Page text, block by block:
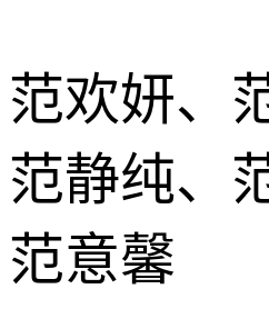
范欢妍、
范静纯、
范意馨